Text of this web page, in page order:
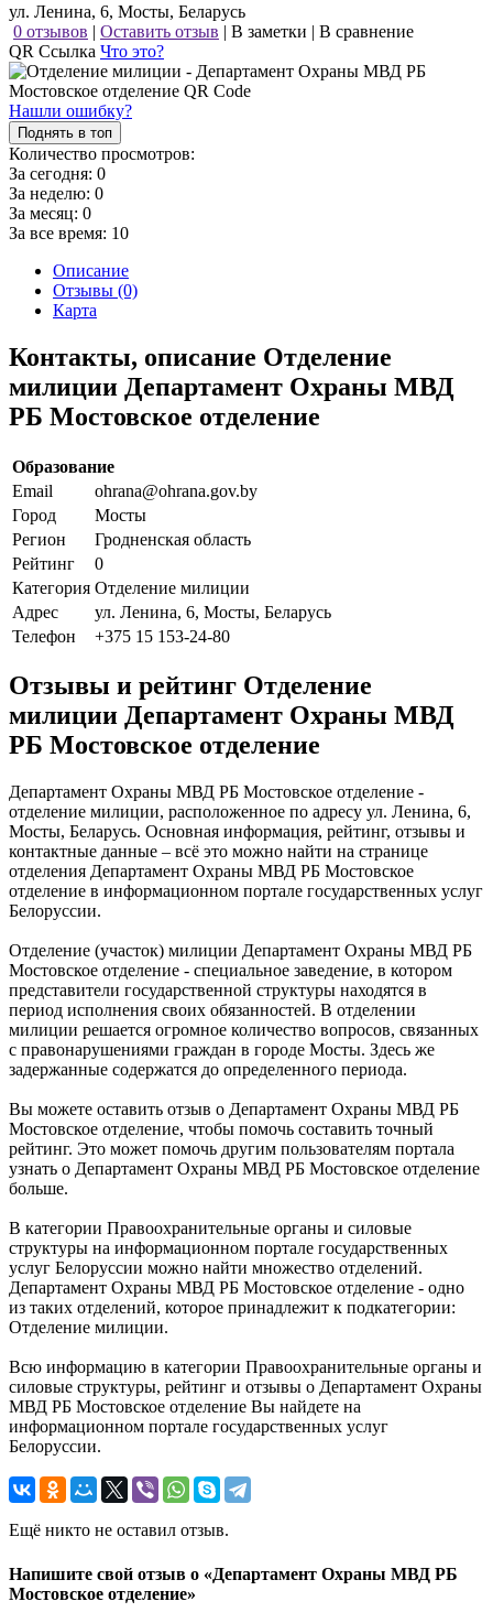
ул. Ленина, 6, Мосты, Беларусь
0 отзывов | Оставить отзыв | В заметки | В сравнение
QR Ссылка Что это?
Нашли ошибку?
Поднять в топ
Количество просмотров:
За сегодня: 0
За неделю: 0
За месяц: 0
За все время: 10
Описание
Отзывы (0)
Карта
Контакты, описание Отделение
милиции Департамент Охраны МВД
РБ Мостовское отделение
Образование
Email
ohrana@ohrana.gov.by
Город
Мосты
Регион
Гродненская область
Рейтинг
0
Категория Отделение милиции
Адрес
ул. Ленина, 6, Мосты, Беларусь
Телефон
+375 15 153-24-80
Отзывы и рейтинг Отделение
милиции Департамент Охраны МВД
РБ Мостовское отделение
Департамент Охраны МВД РБ Мостовское отделение -
отделение милиции, расположенное по адресу ул. Ленина, 6,
Мосты, Беларусь. Основная информация, рейтинг, отзывы и
контактные данные – всё это можно найти на странице
отделения Департамент Охраны МВД РБ Мостовское
отделение в информационном портале государственных услуг
Белоруссии.
Отделение (участок) милиции Департамент Охраны МВД РБ
Мостовское отделение - специальное заведение, в котором
представители государственной структуры находятся в
период исполнения своих обязанностей. В отделении
милиции решается огромное количество вопросов, связанных
с правонарушениями граждан в городе Мосты. Здесь же
задержанные содержатся до определенного периода.
Вы можете оставить отзыв о Департамент Охраны МВД РБ
Мостовское отделение, чтобы помочь составить точный
рейтинг. Это может помочь другим пользователям портала
узнать о Департамент Охраны МВД РБ Мостовское отделение
больше.
В категории Правоохранительные органы и силовые
структуры на информационном портале государственных
услуг Белоруссии можно найти множество отделений.
Департамент Охраны МВД РБ Мостовское отделение - одно
из таких отделений, которое принадлежит к подкатегории:
Отделение милиции.
Всю информацию в категории Правоохранительные органы и
силовые структуры, рейтинг и отзывы о Департамент Охраны
МВД РБ Мостовское отделение Вы найдете на
информационном портале государственных услуг
Белоруссии.
Ещё никто не оставил отзыв.
Напишите свой отзыв о «Департамент Охраны МВД РБ
Мостовское отделение»